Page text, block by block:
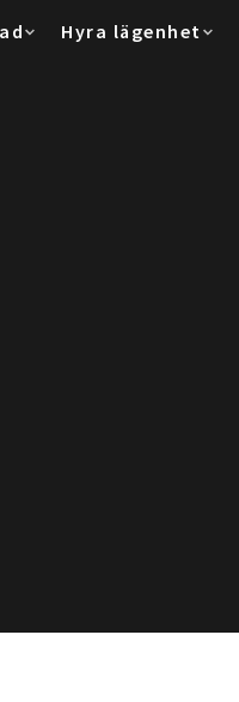
Hyra lägenhet